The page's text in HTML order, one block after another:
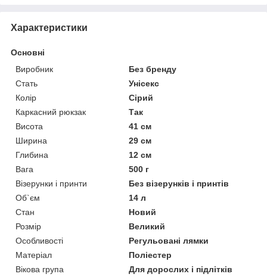
Характеристики
Основні
Виробник
Без бренду
Стать
Унісекс
Колір
Сірий
Каркасний рюкзак
Так
Висота
41 см
Ширина
29 см
Глибина
12 см
Вага
500 г
Візерунки і принти
Без візерунків і принтів
Об`єм
14 л
Стан
Новий
Розмір
Великий
Особливості
Регульовані лямки
Матеріал
Поліестер
Вікова група
Для дорослих і підлітків